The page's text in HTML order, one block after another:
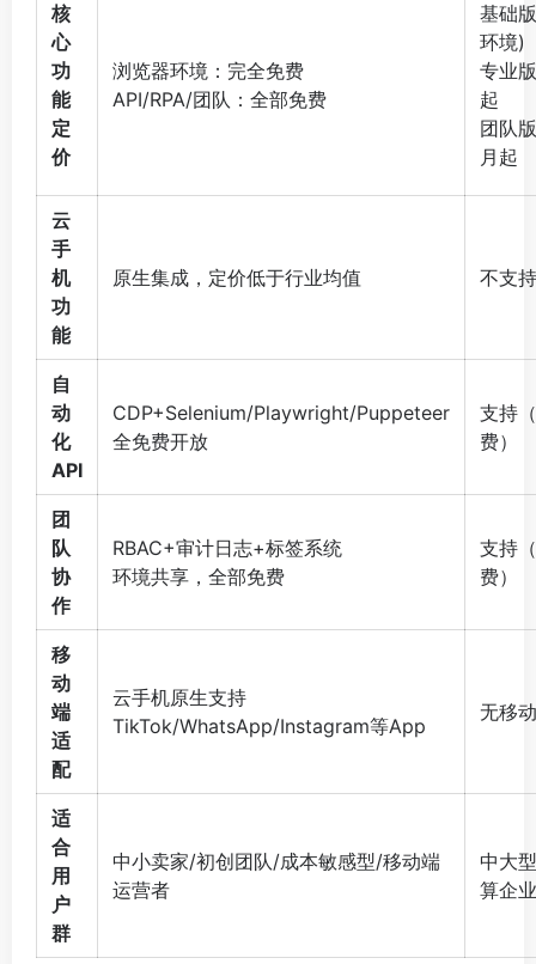
核
心
功
能
定
价
浏览器环境：完全免费
API/RPA/团队：全部免费
基础
环境)
专业
起
团队
月起
云
手
机
功
能
原生集成，定价低于行业均值 不支持
自
动
化
API
CDP+Selenium/Playwright/Puppeteer
全免费开放
支持
费）
团
队
协
作
RBAC+审计日志+标签系统
环境共享，全部免费
支持
费）
移
动
端
适
配
云手机原生支持
TikTok/WhatsApp/Instagram等App
无移
适
合
用
户
群
中小卖家/初创团队/成本敏感型/移动端
运营者
中大
算企业